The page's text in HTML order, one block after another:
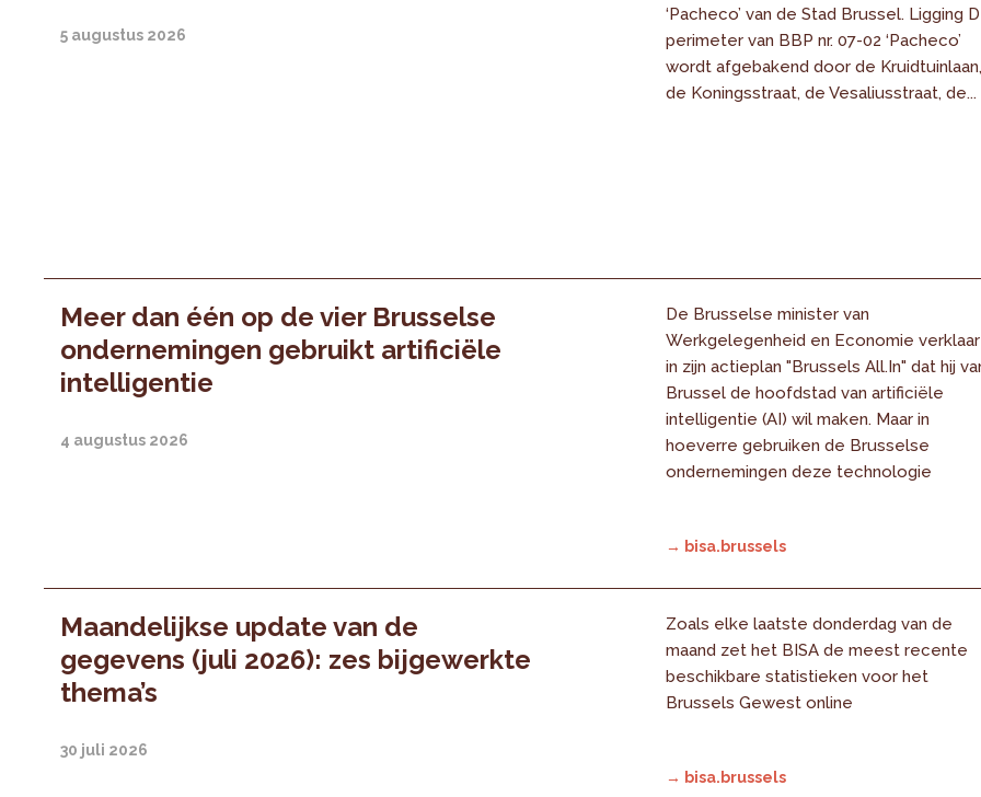
5 augustus 2026
‘Pacheco’ van de Stad Brussel. Ligging
perimeter van BBP nr. 07-02 ‘Pacheco’
wordt afgebakend door de
de Koningsstraat, de Vesaliusstraat, de...
Meer dan één op de vier Brusselse
ondernemingen gebruikt artificiële
intelligentie
4 augustus 2026
De Brusselse minister van
Werkgelegenheid en Economie
in zijn actieplan "Brussels All.In" dat hij
Brussel de hoofdstad van artificiële
intelligentie (AI) wil maken. Maar in
hoeverre gebruiken de Brusselse
ondernemingen deze technologie
→ bisa.brussels
Maandelijkse update van de
gegevens (juli 2026): zes bijgewerkte
thema’s
30 juli 2026
Zoals elke laatste donderdag van de
maand zet het BISA de meest recente
beschikbare statistieken voor het
Brussels Gewest online
→ bisa.brussels